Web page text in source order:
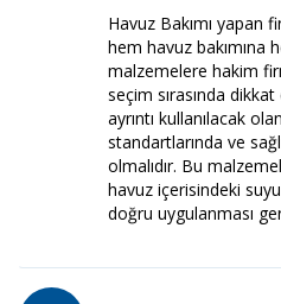
Havuz Bakımı yapan
hem havuz bakımına
malzemelere hakim
seçim sırasında
ayrıntı kullanılacak
standartlarında ve
olmalıdır. Bu
havuz içerisindeki
doğru uygulanması